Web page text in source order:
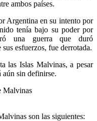
ambos países.
Argentina en su intento por
tenía bajo su poder por
una guerra que duró
esfuerzos, fue derrotada.
las Islas Malvinas, a pesar
aún sin definirse.
Malvinas
son las siguientes: